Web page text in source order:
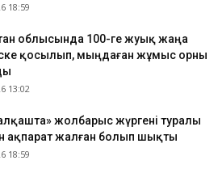
18:59
облысында 100-ге жуық жаңа
қосылып, мыңдаған жұмыс орны
13:02
жолбарыс жүргені туралы
ақпарат жалған болып шықты
18:59